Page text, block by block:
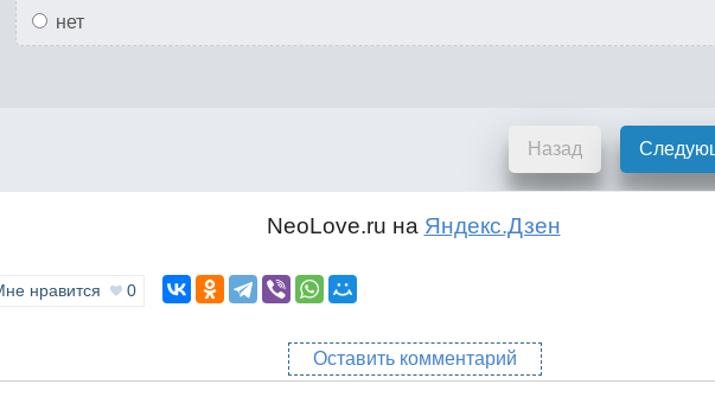
нет
Назад
NeoLove.ru на Яндекс.Дзен
нравится 0
Оставить комментарий